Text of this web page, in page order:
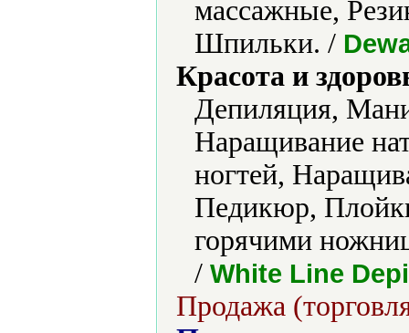
массажные,
Шпильки. /
Красота и
Депиляция,
Наращивание
ногтей,
Педикюр,
горячими
/ White Line
Продажа